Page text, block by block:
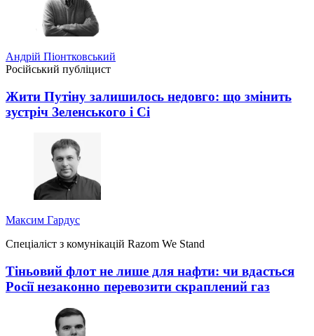
Андрій Піонтковський
Російський публіцист
Жити Путіну залишилось недовго: що змінить
зустріч Зеленського і Сі
Максим Гардус
Спеціаліст з комунікацій Razom We Stand
Тіньовий флот не лише для нафти: чи вдасться
Росії незаконно перевозити скраплений газ